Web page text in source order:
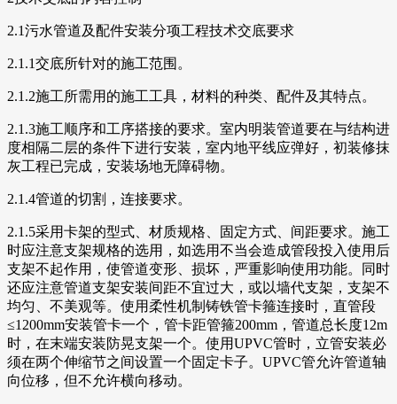
2.1污水管道及配件安装分项工程技术交底要求
2.1.1交底所针对的施工范围。
2.1.2施工所需用的施工工具，材料的种类、配件及其特点。
2.1.3施工顺序和工序搭接的要求。室内明装管道要在与结构进
度相隔二层的条件下进行安装，室内地平线应弹好，初装修抹
灰工程已完成，安装场地无障碍物。
2.1.4管道的切割，连接要求。
2.1.5采用卡架的型式、材质规格、固定方式、间距要求。施工
时应注意支架规格的选用，如选用不当会造成管段投入使用后
支架不起作用，使管道变形、损坏，严重影响使用功能。同时
还应注意管道支架安装间距不宜过大，或以墙代支架，支架不
均匀、不美观等。使用柔性机制铸铁管卡箍连接时，直管段
≤1200mm安装管卡一个，管卡距管箍200mm，管道总长度12m
时，在末端安装防晃支架一个。使用UPVC管时，立管安装必
须在两个伸缩节之间设置一个固定卡子。UPVC管允许管道轴
向位移，但不允许横向移动。